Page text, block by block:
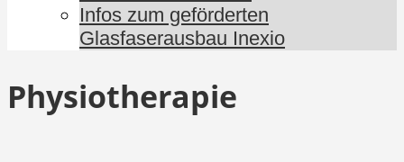
Infos zum geförderten
Glasfaserausbau Inexio
Physiotherapie